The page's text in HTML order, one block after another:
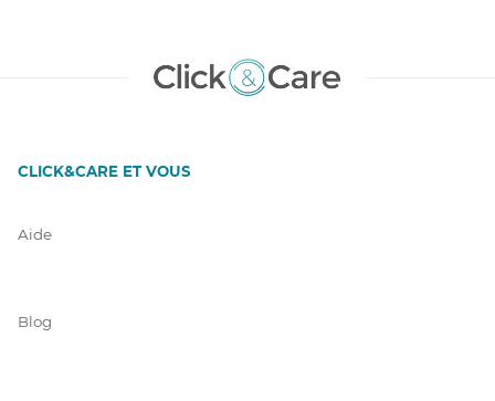
CLICK&CARE ET VOUS
Aide
Blog